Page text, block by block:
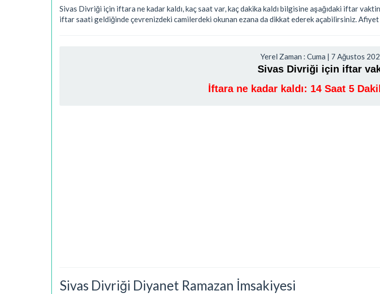
Sivas Divriği için iftara ne kadar kaldı, kaç saat var, kaç dakika kaldı bilgisine aşağıdaki iftar
iftar saati geldiğinde çevrenizdeki camilerdeki okunan ezana da dikkat ederek açabilirsiniz.
Yerel Zaman : Cuma | 7 Ağustos
Sivas Divriği için iftar
İftara ne kadar kaldı: 14 Saat 5
Sivas Divriği Diyanet Ramazan İmsakiyesi